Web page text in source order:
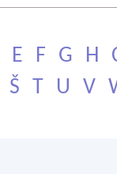
E F G H
Š
T U V